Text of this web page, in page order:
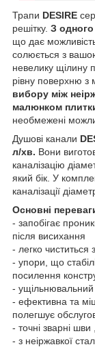
Трапи DESIRE
решітку. З одного
що дає
солюється з
невелику щілину
рівну поверхню з
вибору між
малюнком
необмежені
Душові канали
л/хв. Вони
каналізацію
який бік. У
каналізації
Основні
- запобігає
після висихання
- легко чиститься
- упори, що
посилення
- ущільнювальний
- ефективна та
полегшує
- точні зварні
- з неіржавкої